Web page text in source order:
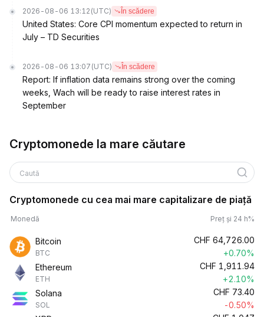
2026-08-06 13:12 (UTC) În scădere
United States: Core CPI momentum expected to return in
July – TD Securities
2026-08-06 13:07 (UTC) În scădere
Report: If inflation data remains strong over the coming
weeks, Wach will be ready to raise interest rates in
September
Cryptomonede la mare căutare
Caută
Cryptomonede cu cea mai mare capitalizare de piață
Monedă Preț și 24 h%
Bitcoin
BTC
CHF 64,726.00
+0.70%
Ethereum
ETH
CHF 1,911.94
+2.10%
Solana
SOL
CHF 73.40
-0.50%